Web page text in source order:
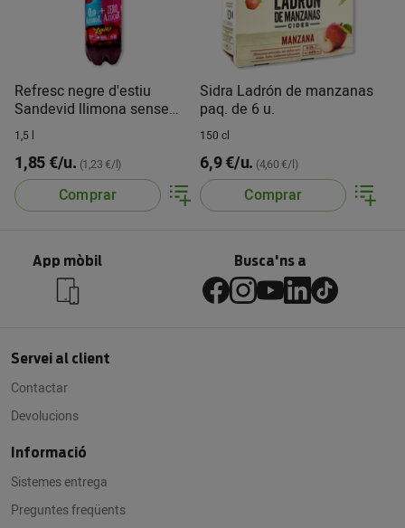
Refresc negre d'estiu
Sandevid llimona sense
alcohol
1,5 l
1,85 €/u. (1,23 €/l)
Comprar
Sidra Ladrón de manzanas
paq. de 6 u.
150 cl
6,9 €/u. (4,60 €/l)
Comprar
App mòbil Busca'ns a
Servei al client
Contactar
Devolucions
Informació
Sistemes entrega
Preguntes freqüents